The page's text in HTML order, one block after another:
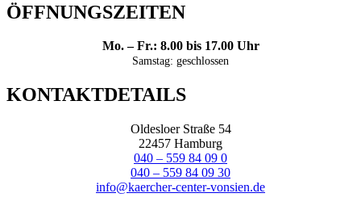
ÖFFNUNGSZEITEN
Mo. – Fr.: 8.00 bis 17.00 Uhr
Samstag: geschlossen
KONTAKTDETAILS
Oldesloer Straße 54
22457 Hamburg
040 – 559 84 09 0
040 – 559 84 09 30
info@kaercher-center-vonsien.de